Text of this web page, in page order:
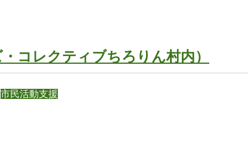
コレクティブちろりん村内）
市民活動支援